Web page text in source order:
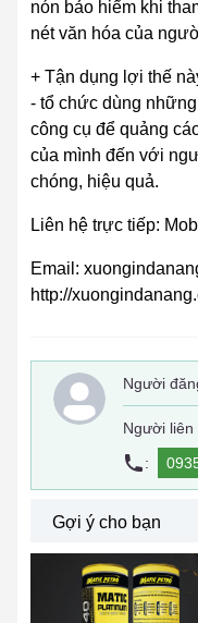
nón bảo hiểm khi
nét văn hóa của
+ Tận dụng lợi thế
- tổ chức dùng
công cụ để quảng
của mình đến với
chóng, hiệu quả.
Liên hệ trực tiếp:
Email:
http://
Người
Người liên
:
Gợi ý cho bạn